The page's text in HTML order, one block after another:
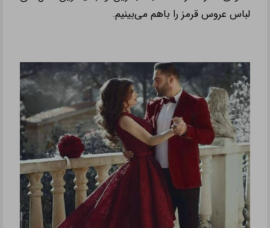
لباس عروس قرمز را باهم می‌بینیم.